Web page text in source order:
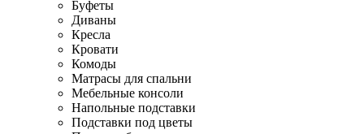
Буфеты
Диваны
Кресла
Кровати
Комоды
Матрасы для спальни
Мебельные консоли
Напольные подставки
Подставки под цветы